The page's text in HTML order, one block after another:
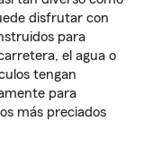
disfrutar con
para
el agua o
tengan
para
más preciados